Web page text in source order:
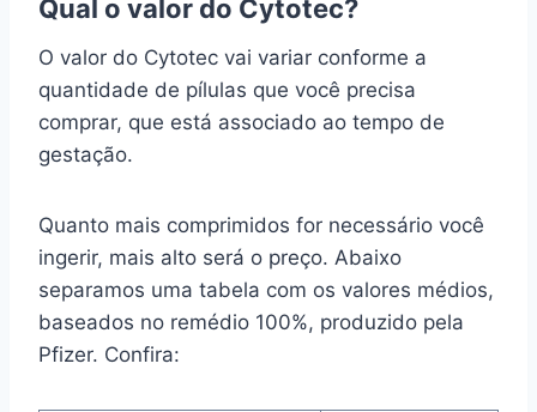
Qual o valor do Cytotec?
O valor do Cytotec vai variar conforme a
quantidade de pílulas que você precisa
comprar, que está associado ao tempo de
gestação.
Quanto mais comprimidos for necessário você
ingerir, mais alto será o preço. Abaixo
separamos uma tabela com os valores médios,
baseados no remédio 100%, produzido pela
Pfizer. Confira: